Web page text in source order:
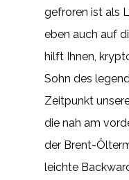
gefroren ist als
eben auch auf
hilft Ihnen,
Sohn des
Zeitpunkt
die nah am
der Brent-
leichte